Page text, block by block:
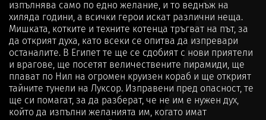
изпълнява само по едно желание, и то веднъж на
хиляда години, а всички герои искат различни неща.
Мишката, котките и техните котенца тръгват на път, за
да открият духа, като всеки се опитва да изпревари
останалите. В Египет те ще се сдобият с нови приятели
и врагове, ще посетят величествените пирамиди, ще
плават по Нил на огромен круизен кораб и ще открият
тайните тунели на Луксор. Изправени пред опасност, те
ще си помагат, за да разберат, че не им е нужен дух,
който да изпълни желанията им, когато имат